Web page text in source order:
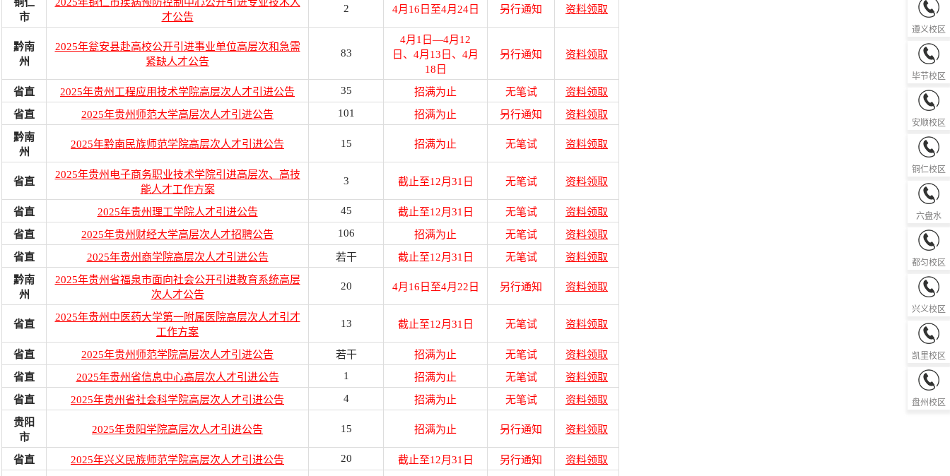
市
才公告
2 4月16日至4月24日 另行通知 资料领取
黔南
州
2025年瓮安县赴高校公开引进事业单位高层次和急需
紧缺人才公告
83
4月1日—4月12
日、4月13日、4月
18日
另行通知 资料领取
省直 2025年贵州工程应用技术学院高层次人才引进公告 35 招满为止 无笔试
资料领取
省直
2025年贵州师范大学高层次人才引进公告 101 招满为止 另行通知
资料领取
黔南
州
2025年黔南民族师范学院高层次人才引进公告 15 招满为止 无笔试 资料领取
省直
2025年贵州电子商务职业技术学院引进高层次、高技
能人才工作方案
3 截止至12月31日 无笔试 资料领取
省直 2025年贵州理工学院人才引进公告 45 截止至12月31日 无笔试
资料领取
省直
2025年贵州财经大学高层次人才招聘公告 106 招满为止 无笔试
资料领取
省直
2025年贵州商学院高层次人才引进公告 若干 截止至12月31日 无笔试
资料领取
黔南
州
2025年贵州省福泉市面向社会公开引进教育系统高层
次人才公告
20 4月16日至4月22日 另行通知 资料领取
省直
2025年贵州中医药大学第一附属医院高层次人才引才
工作方案
13 截止至12月31日 无笔试 资料领取
省直 2025年贵州师范学院高层次人才引进公告 若干 招满为止 无笔试
资料领取
省直
2025年贵州省信息中心高层次人才引进公告 1 招满为止 无笔试
资料领取
省直
2025年贵州省社会科学院高层次人才引进公告 4 招满为止 无笔试
资料领取
贵阳
市
2025年贵阳学院高层次人才引进公告 15 招满为止 另行通知 资料领取
省直 2025年兴义民族师范学院高层次人才引进公告 20 截止至12月31日 另行通知
资料领取
遵义校区
0851-
毕节校区
0857-
安顺校区
0851-
铜仁校区
0856-
六盘水
0858-
都匀校区
0854-
兴义校区
0859-
凯里校区
0855-
盘州校区
0858-